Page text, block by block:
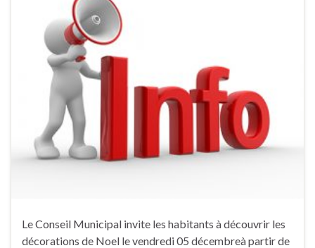
Le Conseil Municipal invite les habitants à découvrir les
décorations de Noel le vendredi 05 décembreà partir de